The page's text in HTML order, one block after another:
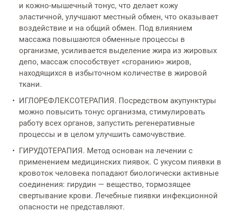
и кожно-мышечный тонус, что делает кожу
эластичной, улучшают местный обмен, что оказывает
воздействие и на общий обмен. Под влиянием
массажа повышаются обменные процессы в
организме, усиливается выделение жира из жировых
депо, массаж способствует «сгоранию» жиров,
находящихся в избыточном количестве в жировой
ткани.
ИГЛОРЕФЛЕКСОТЕРАПИЯ. Посредством акупунктуры
можно повысить тонус организма, стимулировать
работу всех органов, запустить регенеративные
процессы и в целом улучшить самочувствие.
ГИРУДОТЕРАПИЯ. Метод основан на лечении с
применением медицинских пиявок. С укусом пиявки в
кровоток человека попадают биологически активные
соединения: гирудин — вещество, тормозящее
свертывание крови. Лечебные пиявки инфекционной
опасности не представляют.